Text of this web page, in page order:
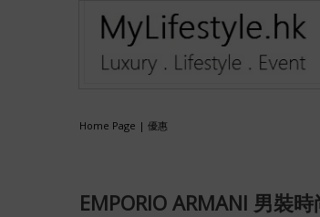
Home Page | 優惠
EMPORIO ARMANI 男裝